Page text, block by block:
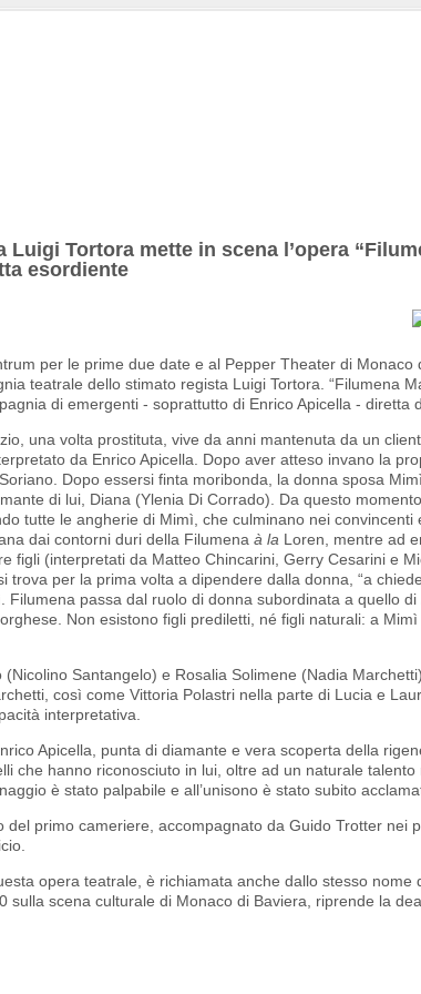
Luigi Tortora mette in scena l’opera
esordiente
per le prime due date e al Pepper Theater di
teatrale dello stimato regista Luigi Tortora. “Filumena
di emergenti - soprattutto di Enrico Apicella - diretta
una volta prostituta, vive da anni mantenuta da un
da Enrico Apicella. Dopo aver atteso invano la
Dopo essersi finta moribonda, la donna sposa
di lui, Diana (Ylenia Di Corrado). Da questo
tutte le angherie di Mimì, che culminano nei convincenti
dai contorni duri della Filumena à la Loren, mentre ad
figli (interpretati da Matteo Chincarini, Gerry Cesarini e
per la prima volta a dipendere dalla donna, “a
Filumena passa dal ruolo di donna subordinata a quello di
Non esistono figli prediletti, né figli naturali: a
Santangelo) e Rosalia Solimene (Nadia
così come Vittoria Polastri nella parte di Lucia e
interpretativa.
Apicella, punta di diamante e vera scoperta della
che hanno riconosciuto in lui, oltre ad un naturale
è stato palpabile e all’unisono è stato subito
primo cameriere, accompagnato da Guido Trotter nei
opera teatrale, è richiamata anche dallo stesso nome
sulla scena culturale di Monaco di Baviera, riprende la